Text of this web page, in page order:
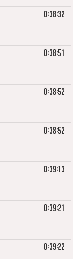
0:38:32
0:38:51
0:38:52
0:38:52
0:39:13
0:39:21
0:39:22